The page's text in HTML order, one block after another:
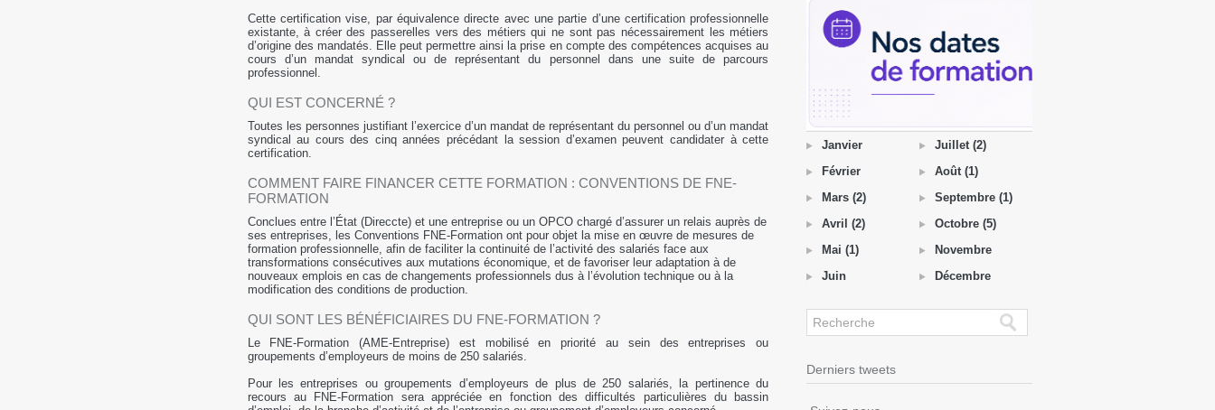
Cette certification vise, par équivalence directe avec une partie d’une certification professionnelle
existante, à créer des passerelles vers des métiers qui ne sont pas nécessairement les métiers
d’origine des mandatés. Elle peut permettre ainsi la prise en compte des compétences acquises au
cours d’un mandat syndical ou de représentant du personnel dans une suite de parcours
professionnel.
QUI EST CONCERNÉ ?
Toutes les personnes justifiant l’exercice d’un mandat de représentant du personnel ou d’un mandat
syndical au cours des cinq années précédant la session d’examen peuvent candidater à cette
certification.
​COMMENT FAIRE FINANCER CETTE FORMATION : CONVENTIONS DE FNE-
FORMATION
Conclues entre l’État (Direccte) et une entreprise ou un OPCO chargé d’assurer un relais auprès de
ses entreprises, les Conventions FNE-Formation ont pour objet la mise en œuvre de mesures de
formation professionnelle, afin de faciliter la continuité de l’activité des salariés face aux
transformations consécutives aux mutations économique, et de favoriser leur adaptation à de
nouveaux emplois en cas de changements professionnels dus à l’évolution technique ou à la
modification des conditions de production.
QUI SONT LES BÉNÉFICIAIRES DU FNE-FORMATION ?
Le FNE-Formation (AME-Entreprise) est mobilisé en priorité au sein des entreprises ou
groupements d’employeurs de moins de 250 salariés.
Pour les entreprises ou groupements d’employeurs de plus de 250 salariés, la pertinence du
recours au FNE-Formation sera appréciée en fonction des difficultés particulières du bassin
Janvier
Février
Mars (2)
Avril (2)
Mai (1)
Juin
Juillet (2)
Août (1)
Septembre (1)
Octobre (5)
Novembre
Décembre
Derniers tweets